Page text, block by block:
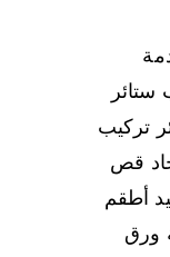
ستائر
تركيب
قص
أطقم
ورق